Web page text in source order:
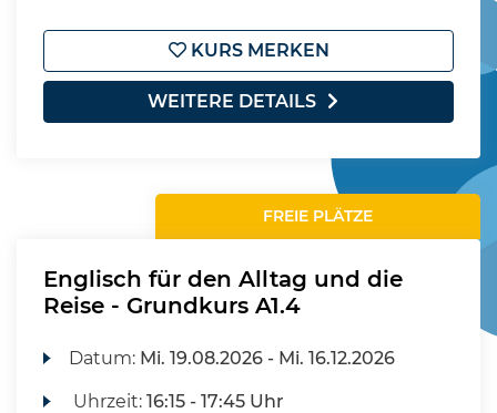
KURS MERKEN
WEITERE DETAILS
FREIE PLÄTZE
Englisch für den Alltag und die
Reise - Grundkurs A1.4
Datum: Mi. 19.08.2026 - Mi. 16.12.2026
Uhrzeit:16:15 - 17:45 Uhr